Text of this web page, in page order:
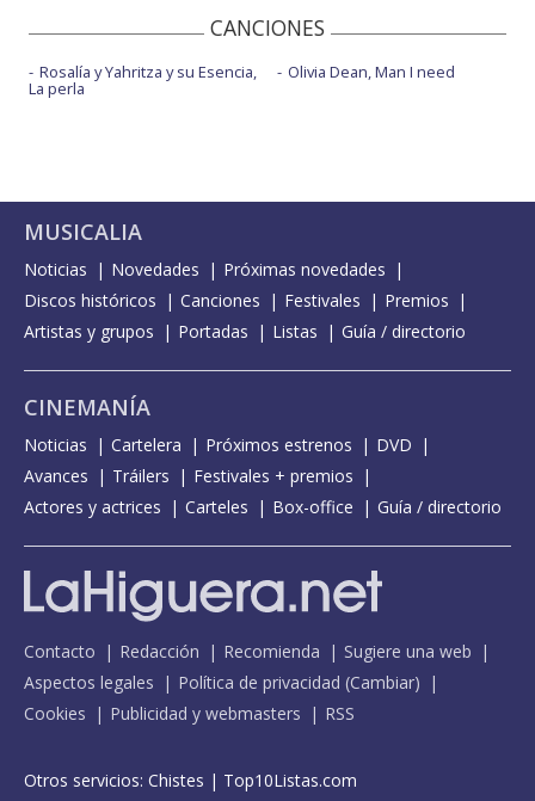
CANCIONES
Rosalía y Yahritza y su Esencia,
La perla
Olivia Dean, Man I need
MUSICALIA
Noticias Novedades
Próximas novedades
Discos históricos
Canciones Festivales
Premios
Artistas y grupos
Portadas Listas Guía / directorio
CINEMANÍA
Noticias Cartelera Próximos estrenos
DVD
Avances
Tráilers
Festivales + premios
Actores y actrices
Carteles Box-office Guía / directorio
Contacto Redacción Recomienda
Sugiere una web
Aspectos legales
Política de privacidad (Cambiar)
Cookies
Publicidad y webmasters RSS
Otros servicios: Chistes | Top10Listas.com